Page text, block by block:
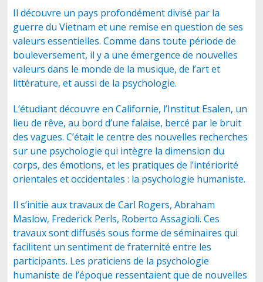
Il découvre un pays profondément divisé par la
guerre du Vietnam et une remise en question de ses
valeurs essentielles. Comme dans toute période de
bouleversement, il y a une émergence de nouvelles
valeurs dans le monde de la musique, de l’art et
littérature, et aussi de la psychologie.
L’étudiant découvre en Californie, l’Institut Esalen, un
lieu de rêve, au bord d’une falaise, bercé par le bruit
des vagues. C’était le centre des nouvelles recherches
sur une psychologie qui intègre la dimension du
corps, des émotions, et les pratiques de l’intériorité
orientales et occidentales : la psychologie humaniste.
Il s’initie aux travaux de Carl Rogers, Abraham
Maslow, Frederick Perls, Roberto Assagioli. Ces
travaux sont diffusés sous forme de séminaires qui
facilitent un sentiment de fraternité entre les
participants. Les praticiens de la psychologie
humaniste de l’époque ressentaient que de nouvelles